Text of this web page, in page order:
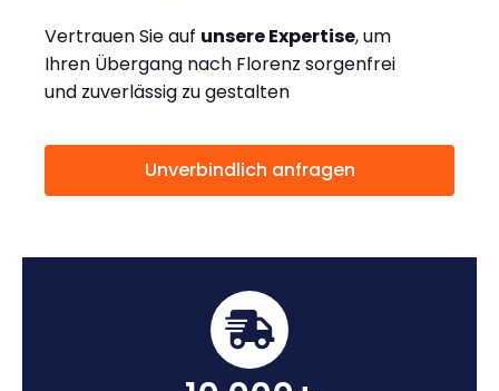
Vertrauen Sie auf unsere Expertise, um
Ihren Übergang nach Florenz sorgenfrei
und zuverlässig zu gestalten
Unverbindlich anfragen